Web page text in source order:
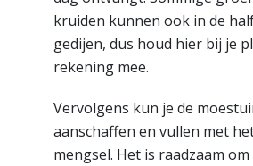
kruiden kunnen ook in de
gedijen, dus houd hier bij je
rekening mee.
Vervolgens kun je de
aanschaffen en vullen met
mengsel. Het is raadzaam om